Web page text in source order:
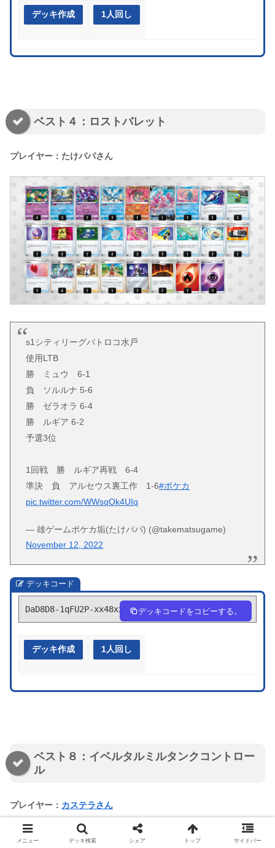
デッキ作成 1人回し
ベスト４：ロストバレット
プレイヤー：たけパパさん
s1シティリーグバトロコ水戸
使用LTB
勝 ミュウ 6-1
負 ソルルナ 5-6
勝 ゼラオラ 6-4
勝 ルギア 6-2
予選3位
1回戦 勝 ルギア再戦 6-4
準決 負 アルセウス裏工作 1-6#ポケカ
pic.twitter.com/WWsqOk4UIq
— 雄ゲームポケカ垢(たけパパ) (@takematsugame)
November 12, 2022
デッキコード
DaD8D8-1qFU2P-xx48xx デッキコードをコピーする。
デッキ作成 1人回し
ベスト８：イベルタルミルタンクコントロー
ル
プレイヤー： カステラさん
メニュー デッキ検索 シェア トップ サイドバー